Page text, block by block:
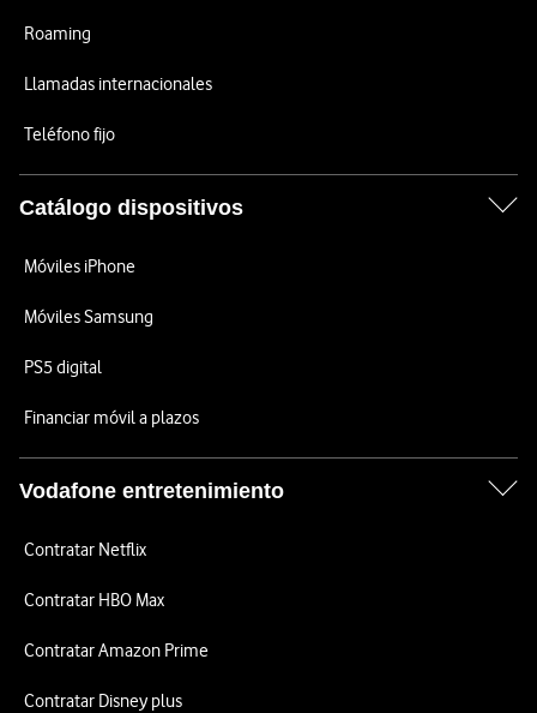
Roaming
Llamadas internacionales
Teléfono fijo
Catálogo dispositivos
Móviles iPhone
Móviles Samsung
PS5 digital
Financiar móvil a plazos
Vodafone entretenimiento
Contratar Netflix
Contratar HBO Max
Contratar Amazon Prime
Contratar Disney plus